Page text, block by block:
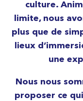
culture.
limite, nous
plus que de
lieux
une
Nous nous
proposer ce